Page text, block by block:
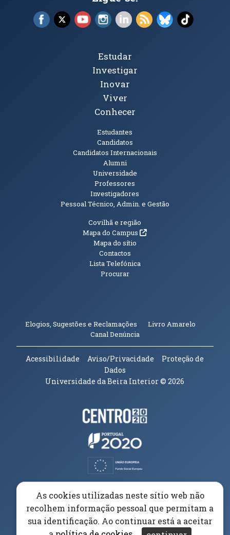
Facebook (abre em nova janela)
X (abre em nova janela)
YouTube (abre em nova janela)
Instagram (abre em nova janela)
LinkedIn (abre em nova
RSS (abre em nova
Bluesky (abre
TikTok
Tópicos Principais
Estudar
Investigar
Inovar
Viver
Conhecer
Estudantes
Candidatos
Candidatos Internacionais
Alumni
Universidade
Professores
Investigadores
Pessoal Técnico, Admin. e Gestão
Informações Adicionais
Covilhã e região
Mapa do Campus(abre em nova janela)
Mapa do sítio
Contactos
Lista Telefónica
Procurar
Elogios, Sugestões e Reclamações Livro Amarelo
Canal Denúncia(abre em nova janela)
Acessibilidade Aviso/Privacidade
Proteção de
Dados
Universidade da Beira Interior© 2026
Parceiros e Financiadores
(abre em nova janela)
As cookies utilizadas neste sítio web não
recolhem informação pessoal que permitam a
sua identificação. Ao continuar está a aceitar